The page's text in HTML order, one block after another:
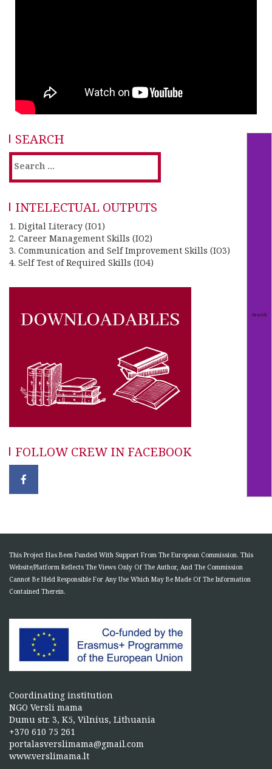
SEARCH
INTELECTUAL OUTPUTS
1. Digital Literacy (IO1)
2. Career Management Skills (IO2)
3. Communication and Self Improvement Skills (IO3)
4. Self Test of Required Skills (IO4)
FOLLOW CREW IN FACEBOOK
This Project Has Been Funded With Support From The European Commission. This
Website/Platform Reflects The Views Only Of The Author, And The Commission
Cannot Be Held Responsible For Any Use Which May Be Made Of The Information
Contained Therein.
Coordinating institution
NGO Versli mama
Dumu str. 3, K5, Vilnius, Lithuania
+370 610 75 261
portalasverslimama@gmail.com
www.verslimama.lt